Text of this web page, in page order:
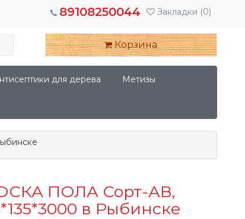
Закладки (0)
89108250044
Корзина
для дерева Метизы
ПОЛА Сорт-АВ,
в Рыбинске